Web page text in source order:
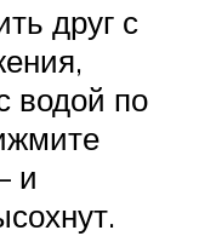
друг с
водой по
и